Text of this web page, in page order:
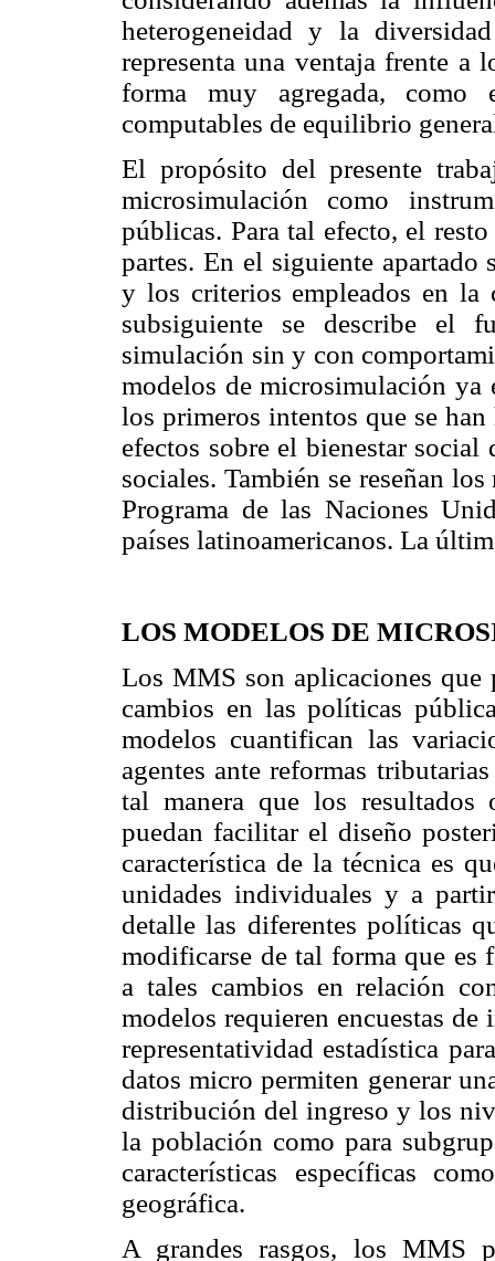
heterogeneidad y la
representa una ventaja frente a
forma muy agregada,
computables de equilibrio
El propósito del presente
microsimulación como
públicas. Para tal efecto, el
partes. En el siguiente apartado
y los criterios empleados en
subsiguiente se describe el
simulación sin y con
modelos de microsimulación ya
los primeros intentos que se
efectos sobre el bienestar
sociales. También se reseñan
Programa de las Naciones
países latinoamericanos. La
LOS MODELOS DE
Los MMS son aplicaciones que
cambios en las políticas
modelos cuantifican las
agentes ante reformas
tal manera que los resultados
puedan facilitar el diseño
característica de la técnica es
unidades individuales y a
detalle las diferentes políticas
modificarse de tal forma que es
a tales cambios en relación
modelos requieren encuestas
representatividad estadística
datos micro permiten generar
distribución del ingreso y los
la población como para
características específicas
geográfica.
A grandes rasgos, los MMS